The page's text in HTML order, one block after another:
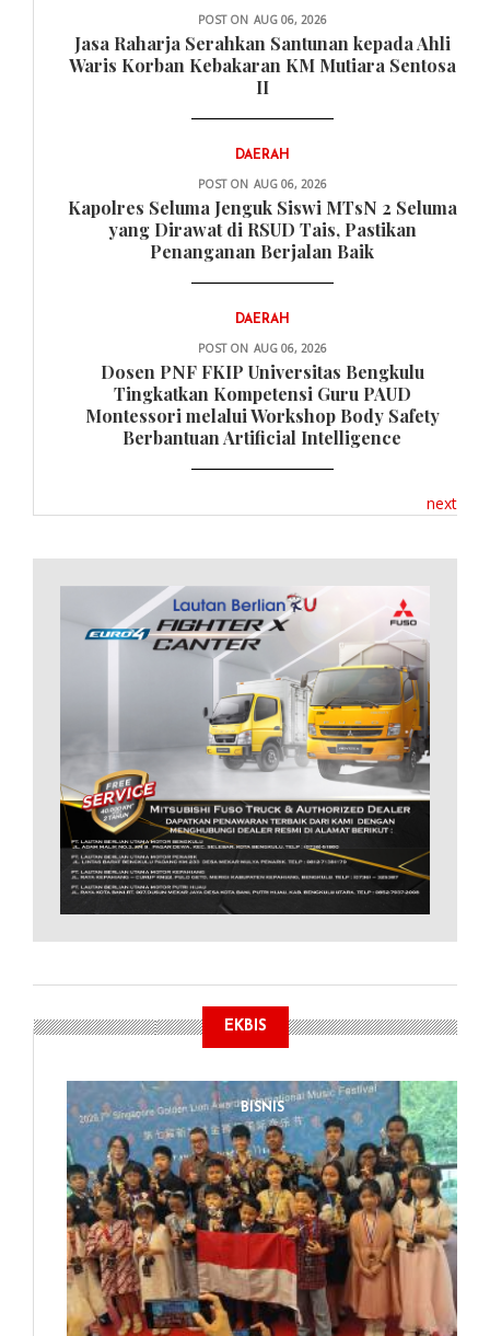
POST ON AUG 06, 2026
Jasa Raharja Serahkan Santunan kepada Ahli
Waris Korban Kebakaran KM Mutiara Sentosa
II
DAERAH
POST ON AUG 06, 2026
Kapolres Seluma Jenguk Siswi MTsN 2 Seluma
yang Dirawat di RSUD Tais, Pastikan
Penanganan Berjalan Baik
DAERAH
POST ON AUG 06, 2026
Dosen PNF FKIP Universitas Bengkulu
Tingkatkan Kompetensi Guru PAUD
Montessori melalui Workshop Body Safety
Berbantuan Artificial Intelligence
next
EKBIS
BISNIS